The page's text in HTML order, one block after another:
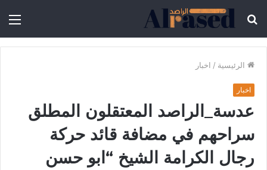
الرئيسية / اخبار
اخبار
عدسة_الراصد المعتقلون المطلق
سراحهم في مضافة قائد حركة
رجال الكرامة الشيخ “ابو حسن